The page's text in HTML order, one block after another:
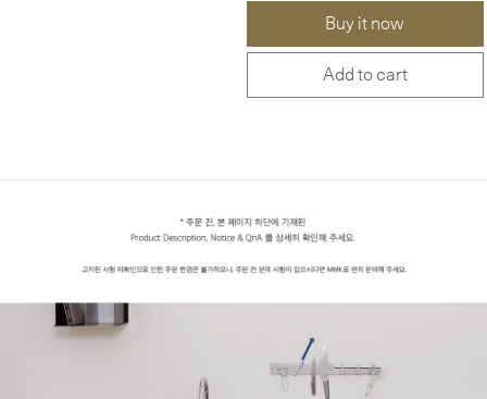
Buy it now
Add to cart